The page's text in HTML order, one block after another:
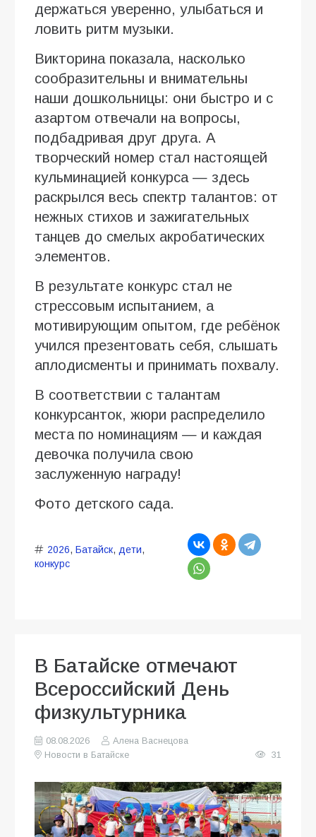
держаться уверенно, улыбаться и
ловить ритм музыки.
Викторина показала, насколько
сообразительны и внимательны
наши дошкольницы: они быстро и с
азартом отвечали на вопросы,
подбадривая друг друга. А
творческий номер стал настоящей
кульминацией конкурса — здесь
раскрылся весь спектр талантов: от
нежных стихов и зажигательных
танцев до смелых акробатических
элементов.
В результате конкурс стал не
стрессовым испытанием, а
мотивирующим опытом, где ребёнок
учился презентовать себя, слышать
аплодисменты и принимать похвалу.
В соответствии с талантам
конкурсанток, жюри распределило
места по номинациям — и каждая
девочка получила свою
заслуженную награду!
Фото детского сада.
2026, Батайск, дети,
конкурс
В Батайске отмечают
Всероссийский День
физкультурника
08.08.2026
Алена Васнецова
Новости в Батайске
31